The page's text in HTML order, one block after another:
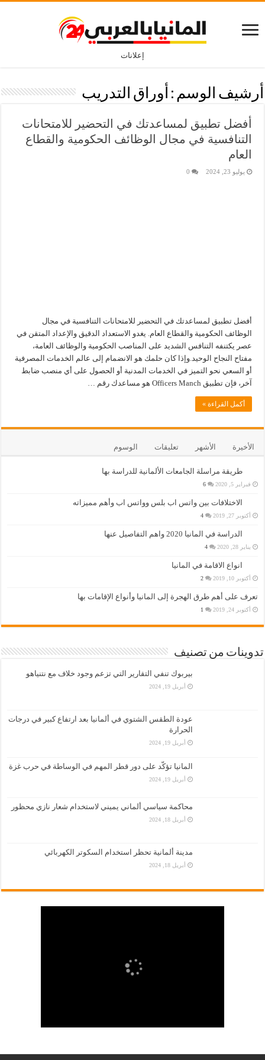
إعلانات
أرشيف الوسم : أوراق التدريب
أفضل تطبيق لمساعدتك في التحضير للامتحانات
التنافسية في مجال الوظائف الحكومية والقطاع
العام
يوليو 23, 2024 0
أفضل تطبيق لمساعدتك في التحضير للامتحانات التنافسية في مجال
الوظائف الحكومية والقطاع العام. يغدو الاستعداد الدقيق والإعداد المتقن في
عصر يكتنفه التنافس الشديد على المناصب الحكومية والوظائف العامة،
مفتاح النجاح الوحيد.وإذا كان حلمك هو الانضمام إلى عالم الخدمات المصرفية
أو السعي نحو التميز في الخدمات المدنية أو الحصول على أي منصب ضابط
آخر، فإن تطبيق Officers Manch هو مساعدك رقم …
أكمل القراءة »
الأخيرة الأشهر تعليقات الوسوم
طريقة مراسلة الجامعات الألمانية للدراسة بها
فبراير 5, 2020 6
الاختلافات بين واتس اب بلس وواتس اب وأهم مميزاته
أكتوبر 27, 2019 4
الدراسة في المانيا 2020 واهم التفاصيل عنها
يناير 28, 2020 4
انواع الاقامة في المانيا
أكتوبر 10, 2019 2
تعرف على أهم طرق الهجرة إلى المانيا وأنواع الإقامات بها
أكتوبر 24, 2019 1
تدوينات من تصنيف
بيربوك تنفي التقارير التي تزعم وجود خلاف مع نتنياهو
أبريل 19, 2024
عودة الطقس الشتوي في ألمانيا بعد ارتفاع كبير في درجات
الحرارة
أبريل 19, 2024
المانيا تؤكّد على دور قطر المهم في الوساطة في حرب غزة
أبريل 19, 2024
محاكمة سياسي ألماني يميني لاستخدام شعار نازي محظور
أبريل 18, 2024
مدينة ألمانية تحظر استخدام السكوتر الكهربائي
أبريل 18, 2024